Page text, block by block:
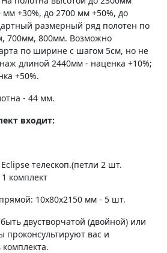
мм +30%, до 2700 мм +50%, до
размерный ряд полотен по
700мм, 800мм. Возможно
по ширине с шагом 5см, но не
длиной 2440мм - наценка +10%;
+50%.
- 44 мм.
входит:
телескоп.(петли 2 шт.
комплект
10х80х2150 мм - 5 шт.
двустворчатой (двойной) или
вас и